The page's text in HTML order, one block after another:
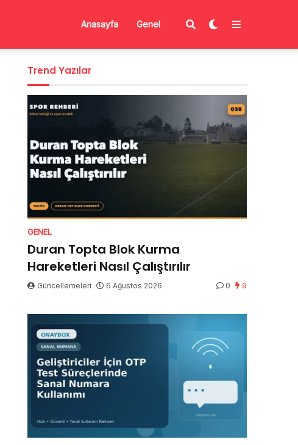
Anasayfa Genel
Trend Yazılar
GENEL
Duran Topta Blok Kurma
Hareketleri Nasıl Çalıştırılır
Güncellemeleri 6 Ağustos 2026 0 9